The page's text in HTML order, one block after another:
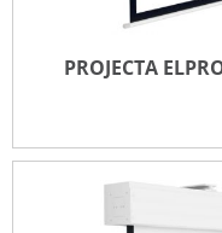
PROJECTA
PROJECTA